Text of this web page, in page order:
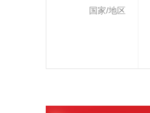
国家/地区